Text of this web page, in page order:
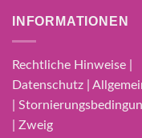
INFORMATIONEN
Rechtliche Hinweise |
Datenschutz |
|
| Zweig